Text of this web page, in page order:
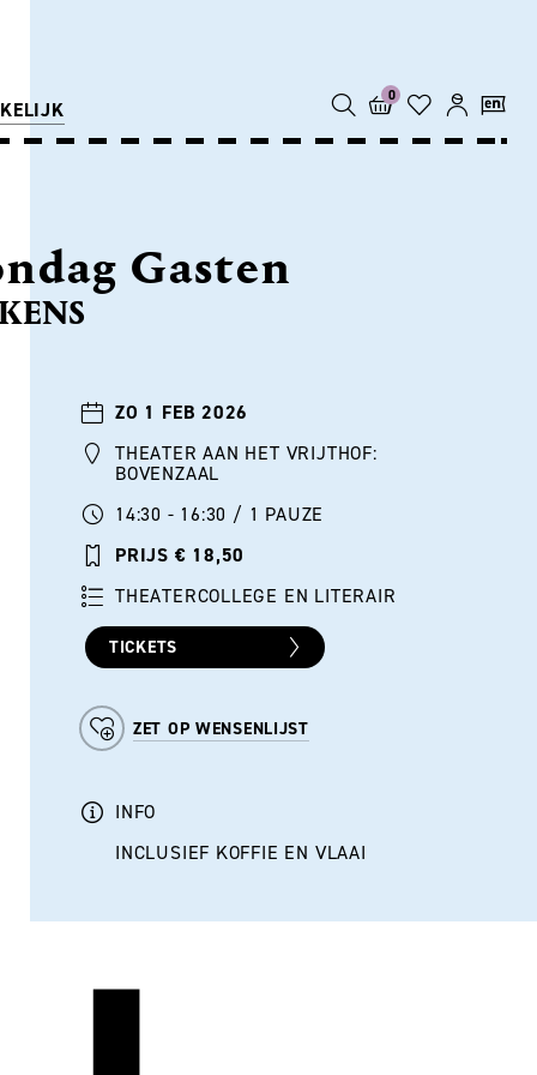
0
Gasten
ZO 1 FEB 2026
THEATER AAN HET VRIJTHOF:
BOVENZAAL
14:30 - 16:30 / 1 PAUZE
PRIJS € 18,50
THEATERCOLLEGE EN LITERAIR
TICKETS
ZET OP WENSENLIJST
INFO
INCLUSIEF KOFFIE EN VLAAI